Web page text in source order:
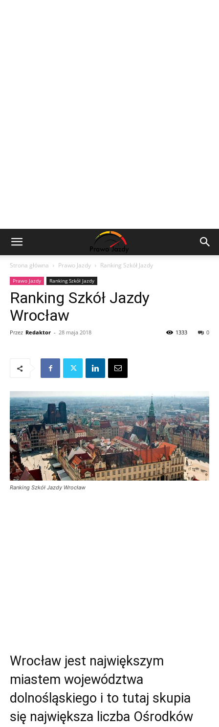
Strona główna Prawo Jazdy Ranking Szkół Jazdy
Prawo Jazdy Ranking Szkół Jazdy
Ranking Szkół Jazdy
Wrocław
Przez Redaktor - 28 maja 2018 0
1333
Ranking Szkół Jazdy Wrocław
Wrocław jest największym
miastem województwa
dolnośląskiego i to tutaj skupia
się największa liczba Ośrodków